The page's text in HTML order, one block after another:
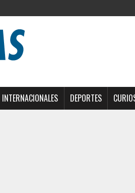
INTERNACIONALES DEPORTES